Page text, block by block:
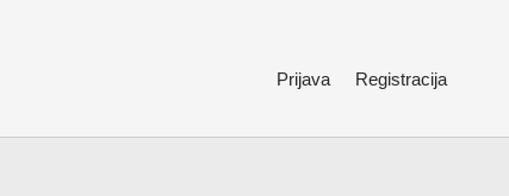
Prijava Registracija